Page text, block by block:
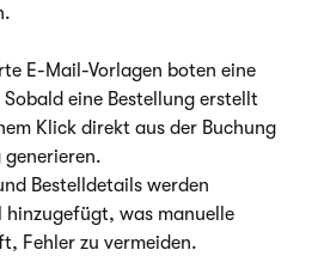
E-Mail-Vorlagen boten eine
eine Bestellung erstellt
Klick direkt aus der Buchung
Bestelldetails werden
was manuelle
Fehler zu vermeiden.